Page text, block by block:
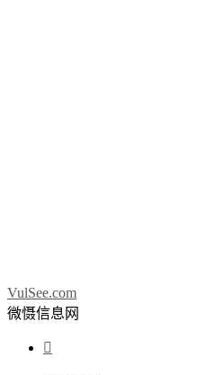
VulSee.com
微慑信息网
